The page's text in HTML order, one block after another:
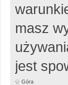
masz
jest
Góra